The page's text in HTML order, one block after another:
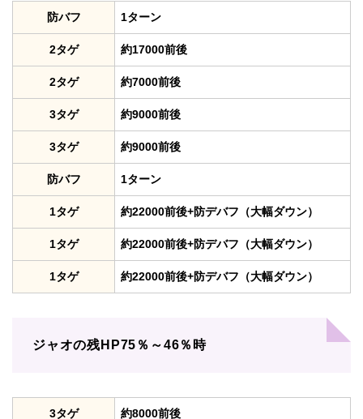
防バフ 1ターン
2タゲ 約17000前後
2タゲ 約7000前後
3タゲ 約9000前後
3タゲ 約9000前後
防バフ 1ターン
1タゲ 約22000前後+防デバフ（大幅ダウン）
1タゲ 約22000前後+防デバフ（大幅ダウン）
1タゲ 約22000前後+防デバフ（大幅ダウン）
ジャオの残HP75％～46％時
3タゲ 約8000前後